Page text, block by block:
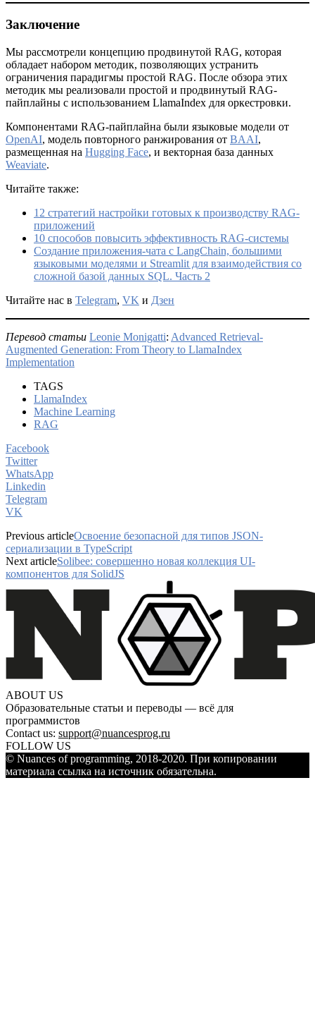
Заключение
Мы рассмотрели концепцию продвинутой RAG, которая
обладает набором методик, позволяющих устранить
ограничения парадигмы простой RAG. После обзора этих
методик мы реализовали простой и продвинутый RAG-
пайплайны с использованием LlamaIndex для оркестровки.
Компонентами RAG-пайплайна были языковые модели от
OpenAI, модель повторного ранжирования от BAAI,
размещенная на Hugging Face, и векторная база данных
Weaviate.
Читайте также:
12 стратегий настройки готовых к производству RAG-
приложений
10 способов повысить эффективность RAG-системы
Создание приложения-чата с LangChain, большими
языковыми моделями и Streamlit для взаимодействия со
сложной базой данных SQL. Часть 2
Читайте нас в Telegram, VK и Дзен
Перевод статьи Leonie Monigatti: Advanced Retrieval-
Augmented Generation: From Theory to LlamaIndex
Implementation
TAGS
LlamaIndex
Machine Learning
RAG
Facebook
Twitter
WhatsApp
Linkedin
Telegram
VK
Previous articleОсвоение безопасной для типов JSON-
сериализации в TypeScript
Next articleSolibee: совершенно новая коллекция UI-
компонентов для SolidJS
ABOUT US
Образовательные статьи и переводы — всё для
программистов
Contact us: support@nuancesprog.ru
FOLLOW US
© Nuances of programming, 2018-2020. При копировании
материала ссылка на источник обязательна.